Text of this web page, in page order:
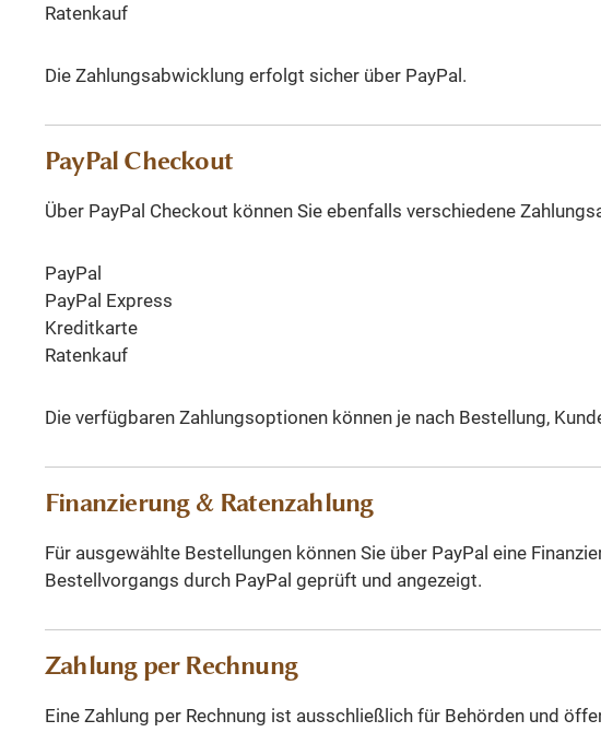
Ratenkauf
Die Zahlungsabwicklung erfolgt sicher über PayPal.
PayPal Checkout
Über PayPal Checkout können Sie ebenfalls verschiedene
PayPal
PayPal Express
Kreditkarte
Ratenkauf
Die verfügbaren Zahlungsoptionen können je nach Bestellung,
Finanzierung & Ratenzahlung
Für ausgewählte Bestellungen können Sie über PayPal eine
Bestellvorgangs durch PayPal geprüft und angezeigt.
Zahlung per Rechnung
Eine Zahlung per Rechnung ist ausschließlich für Behörden und